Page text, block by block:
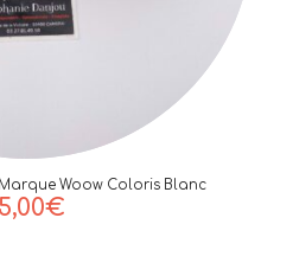
Woow Coloris Blanc
€